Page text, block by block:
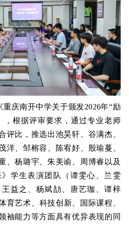
庆南开中学关于颁发2026年“励
，根据评审要求，通过专业老师
评比，推选出池昊轩、谷满杰、
洋、邹榕容、陈宥好、殷瑜蔓、
、杨璐宇、朱美谕、周博睿以及
学生表演团队（谭雯心、兰雯
益之、杨斌劼、唐艺珈、谭梓
育艺术、科技创新、国际课程、
袖能力等方面具有优异表现的同